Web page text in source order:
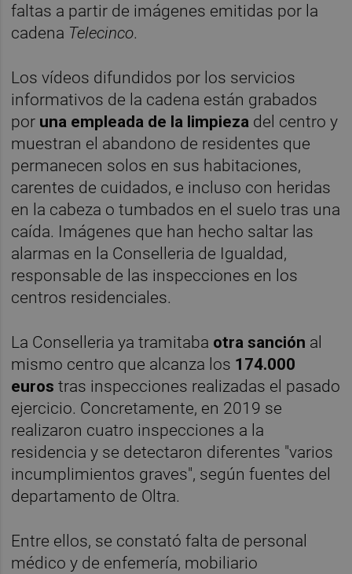
faltas a partir de imágenes emitidas por la
cadena Telecinco.
Los vídeos difundidos por los servicios
informativos de la cadena están grabados
por una empleada de la limpieza del centro y
muestran el abandono de residentes que
permanecen solos en sus habitaciones,
carentes de cuidados, e incluso con heridas
en la cabeza o tumbados en el suelo tras una
caída. Imágenes que han hecho saltar las
alarmas en la Conselleria de Igualdad,
responsable de las inspecciones en los
centros residenciales.
La Conselleria ya tramitaba otra sanción al
mismo centro que alcanza los 174.000
euros tras inspecciones realizadas el pasado
ejercicio. Concretamente, en 2019 se
realizaron cuatro inspecciones a la
residencia y se detectaron diferentes "varios
incumplimientos graves", según fuentes del
departamento de Oltra.
Entre ellos, se constató falta de personal
médico y de enfemería, mobiliario